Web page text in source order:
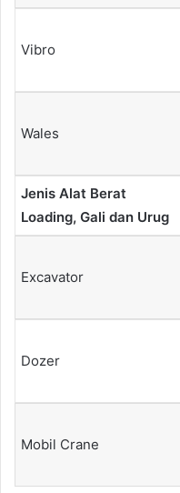
Vibro
Wales
Jenis Alat Berat
Loading, Gali dan Urug
Excavator
Dozer
Mobil Crane